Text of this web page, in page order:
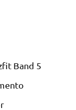
Band 5